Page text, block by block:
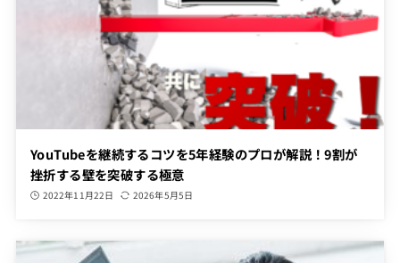
YouTubeを継続するコツを5年経験のプロが解説！9割が
挫折する壁を突破する極意
2022年11月22日 2026年5月5日